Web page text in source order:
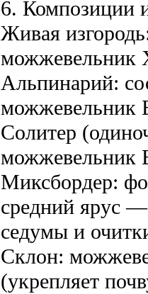
6. Композиции
Живая
можжевельник
Альпинарий:
можжевельник
Солитер
можжевельник
Миксбордер:
средний ярус
седумы и
Склон:
(укрепляет